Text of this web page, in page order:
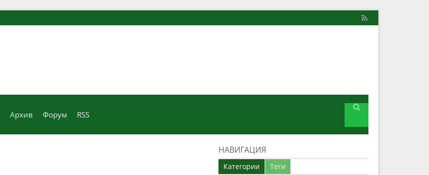
Архив Форум RSS
НАВИГАЦИЯ
Категории Теги